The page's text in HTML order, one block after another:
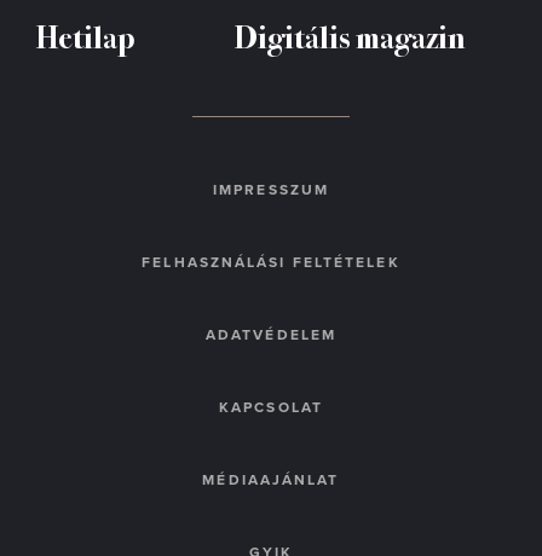
Hetilap Digitális magazin
IMPRESSZUM
FELHASZNÁLÁSI FELTÉTELEK
ADATVÉDELEM
KAPCSOLAT
MÉDIAAJÁNLAT
GYIK